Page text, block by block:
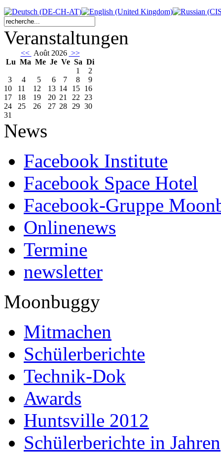
Veranstaltungen
<< Août 2026 >>
Lu Ma Me Je Ve Sa Di
1
2
3
4 5 6 7 8
9
10
11 12 13 14 15 16
17
18 19 20 21 22 23
24
25 26 27 28 29 30
31
News
Facebook Institute
Facebook Space Hotel
Facebook-Gruppe
Onlinenews
Termine
newsletter
Moonbuggy
Mitmachen
Schülerberichte
Technik-Dok
Awards
Huntsville 2012
Schülerberichte in Jahren